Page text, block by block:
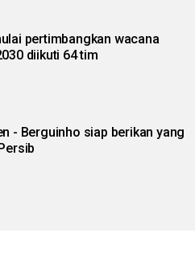
pertimbangkan wacana
diikuti 64 tim
- Berguinho siap berikan yang